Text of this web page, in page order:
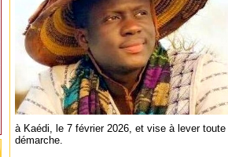
à Kaédi, le 7 février 2026, et vise à lever
démarche.